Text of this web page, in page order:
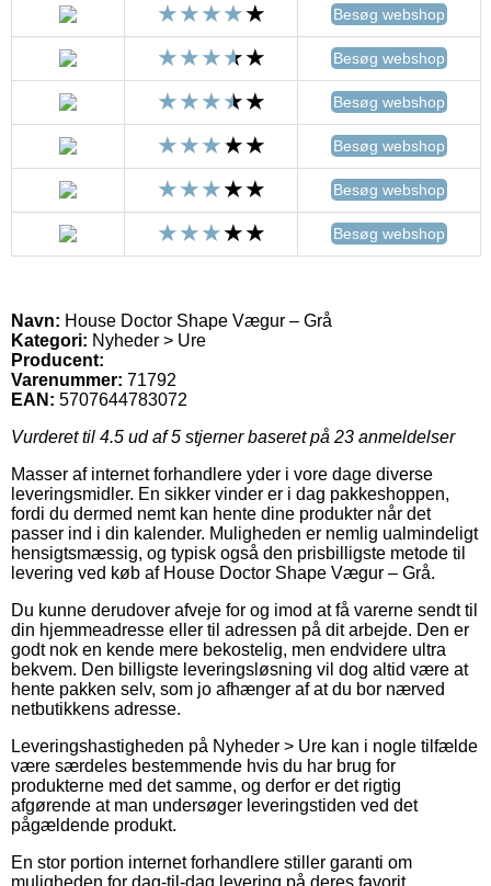
Besøg webshop
Besøg webshop
Besøg webshop
Besøg webshop
Besøg webshop
Besøg webshop
Navn: House Doctor Shape Vægur – Grå
Kategori: Nyheder > Ure
Producent:
Varenummer: 71792
EAN: 5707644783072
Vurderet til 4.5 ud af 5 stjerner baseret på 23 anmeldelser
Masser af internet forhandlere yder i vore dage diverse
leveringsmidler. En sikker vinder er i dag pakkeshoppen,
fordi du dermed nemt kan hente dine produkter når det
passer ind i din kalender. Muligheden er nemlig ualmindeligt
hensigtsmæssig, og typisk også den prisbilligste metode til
levering ved køb af House Doctor Shape Vægur – Grå.
Du kunne derudover afveje for og imod at få varerne sendt til
din hjemmeadresse eller til adressen på dit arbejde. Den er
godt nok en kende mere bekostelig, men endvidere ultra
bekvem. Den billigste leveringsløsning vil dog altid være at
hente pakken selv, som jo afhænger af at du bor nærved
netbutikkens adresse.
Leveringshastigheden på Nyheder > Ure kan i nogle tilfælde
være særdeles bestemmende hvis du har brug for
produkterne med det samme, og derfor er det rigtig
afgørende at man undersøger leveringstiden ved det
pågældende produkt.
En stor portion internet forhandlere stiller garanti om
muligheden for dag-til-dag levering på deres favorit